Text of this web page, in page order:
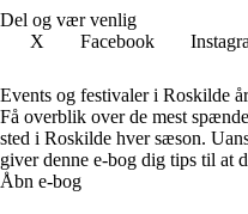
Del og vær venlig
X
Facebook
Events og festivaler i Roskilde
Få overblik over de mest
sted i Roskilde hver sæson.
giver denne e-bog dig tips til at
Åbn e-bog